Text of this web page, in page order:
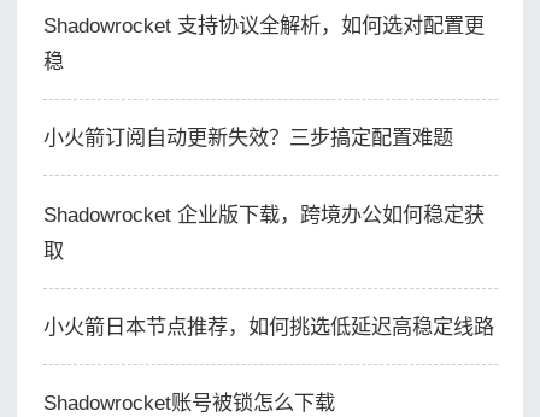
Shadowrocket 支持协议全解析，如何选对配置更
稳
小火箭订阅自动更新失效？三步搞定配置难题
Shadowrocket 企业版下载，跨境办公如何稳定获
取
小火箭日本节点推荐，如何挑选低延迟高稳定线路
Shadowrocket账号被锁怎么下载